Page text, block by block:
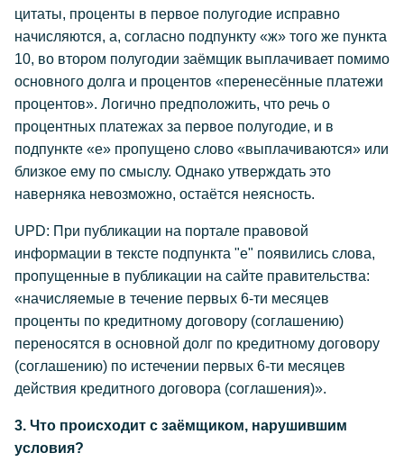
цитаты, проценты в первое полугодие исправно
начисляются, а, согласно подпункту «ж» того же пункта
10, во втором полугодии заёмщик выплачивает помимо
основного долга и процентов «перенесённые платежи
процентов». Логично предположить, что речь о
процентных платежах за первое полугодие, и в
подпункте «е» пропущено слово «выплачиваются» или
близкое ему по смыслу. Однако утверждать это
наверняка невозможно, остаётся неясность.
UPD: При публикации на портале правовой
информации в тексте подпункта "е" появились слова,
пропущенные в публикации на сайте правительства:
«начисляемые в течение первых 6-ти месяцев
проценты по кредитному договору (соглашению)
переносятся в основной долг по кредитному договору
(соглашению) по истечении первых 6-ти месяцев
действия кредитного договора (соглашения)».
3. Что происходит с заёмщиком, нарушившим
условия?